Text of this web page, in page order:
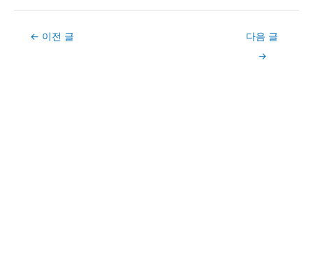
Post← 이전 글
다음 글
→